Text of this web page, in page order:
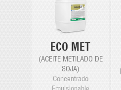
ECO MET
(ACEITE METILADO DE
SOJA)
Concentrado
Emulsionable